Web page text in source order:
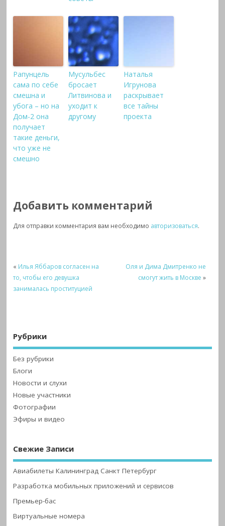
Рапунцель
сама по себе
смешна и
убога – но на
Дом-2 она
получает
такие деньги,
что уже не
смешно
Мусульбес
бросает
Литвинова и
уходит к
другому
Наталья
Игрунова
раскрывает
все тайны
проекта
Добавить комментарий
Для отправки комментария вам необходимо авторизоваться.
« Илья Яббаров согласен на
то, чтобы его девушка
занималась проституцией
Оля и Дима Дмитренко не
смогут жить в Москве »
Рубрики
Без рубрики
Блоги
Новости и слухи
Новые участники
Фотографии
Эфиры и видео
Свежие Записи
Авиабилеты Калининград Санкт Петербург
Разработка мобильных приложений и сервисов
Премьер-бас
Виртуальные номера